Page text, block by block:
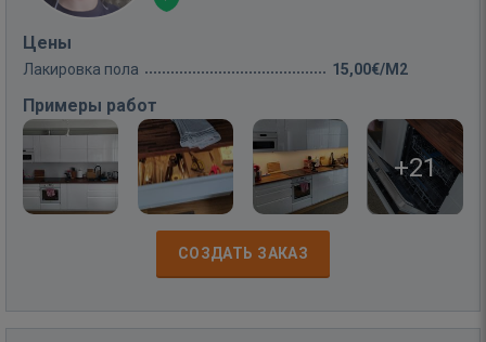
Цены
Лакировка пола 15,00€/M2
Примеры работ
+21
СОЗДАТЬ ЗАКАЗ